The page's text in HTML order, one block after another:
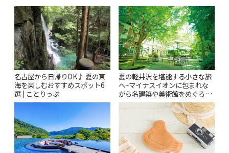
名古屋から日帰りOK♪ 夏の東
海を楽しむおすすめスポット6
選 | ことりっぷ
夏の軽井沢を堪能する小さな旅
へ~マイナスイオンに包まれな
がら名建築や美術館をめぐろう
~ | ことりっぷ